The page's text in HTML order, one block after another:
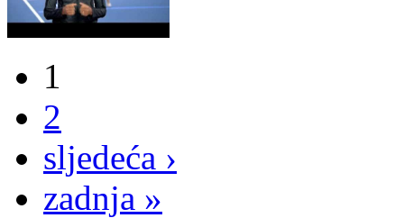
1
2
sljedeća ›
zadnja »